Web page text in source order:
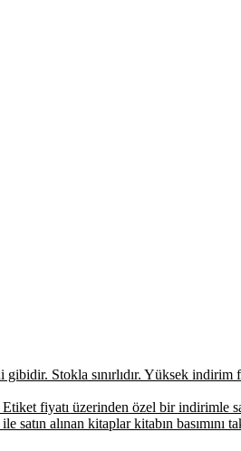
Stokla sınırlıdır. Yüksek indirim
fiyatı üzerinden özel bir indirimle
satın alınan kitaplar kitabın